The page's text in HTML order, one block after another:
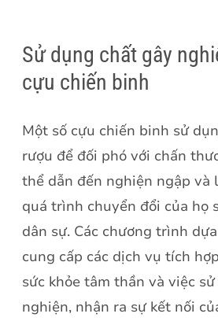
Sử dụng chất gây
cựu chiến binh
Một số cựu chiến binh sử
rượu để đối phó với chấn
thể dẫn đến nghiện ngập và
quá trình chuyển đổi của họ
dân sự. Các chương trình
cung cấp các dịch vụ tích
sức khỏe tâm thần và việc
nghiện, nhận ra sự kết nối